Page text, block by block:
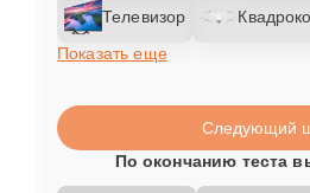
Телевизор
Показать еще
Следующий
По окончанию теста